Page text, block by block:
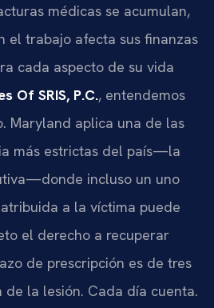
médicas se acumulan,
el trabajo afecta sus finanzas
cada aspecto de su vida
Of SRIS, P.C., entendemos
Maryland aplica una de las
más estrictas del país—la
incluso un uno
a la víctima puede
el derecho a recuperar
de prescripción es de tres
de la lesión. Cada día cuenta.